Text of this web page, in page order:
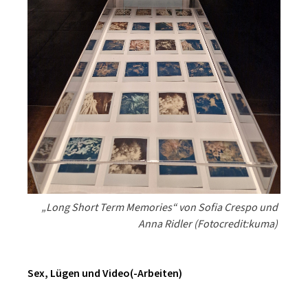
„Long Short Term Memories“ von Sofia Crespo und
Anna Ridler (Fotocredit:kuma)
Sex, Lügen und Video(-Arbeiten)